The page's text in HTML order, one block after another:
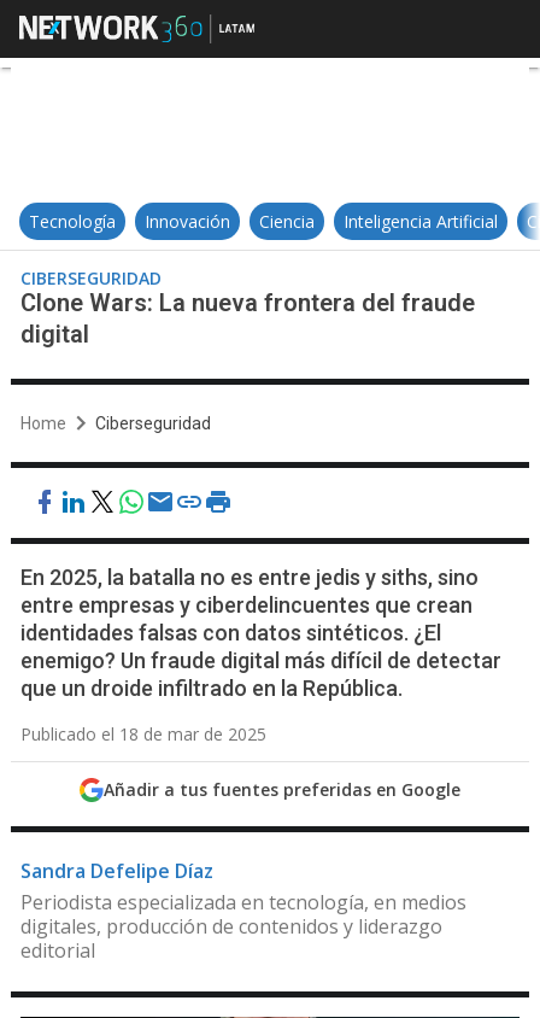
Clone Wars: La nueva frontera
Tecnología Innovación Ciencia Inteligencia Artificial
CIBERSEGURIDAD
Clone Wars: La nueva frontera del fraude
digital
Home Ciberseguridad
En 2025, la batalla no es entre jedis y siths, sino
entre empresas y ciberdelincuentes que crean
identidades falsas con datos sintéticos. ¿El
enemigo? Un fraude digital más difícil de detectar
que un droide infiltrado en la República.
Publicado el 18 de mar de 2025
Añadir a tus fuentes preferidas en Google
Sandra Defelipe Díaz
Periodista especializada en tecnología, en medios
digitales, producción de contenidos y liderazgo
editorial